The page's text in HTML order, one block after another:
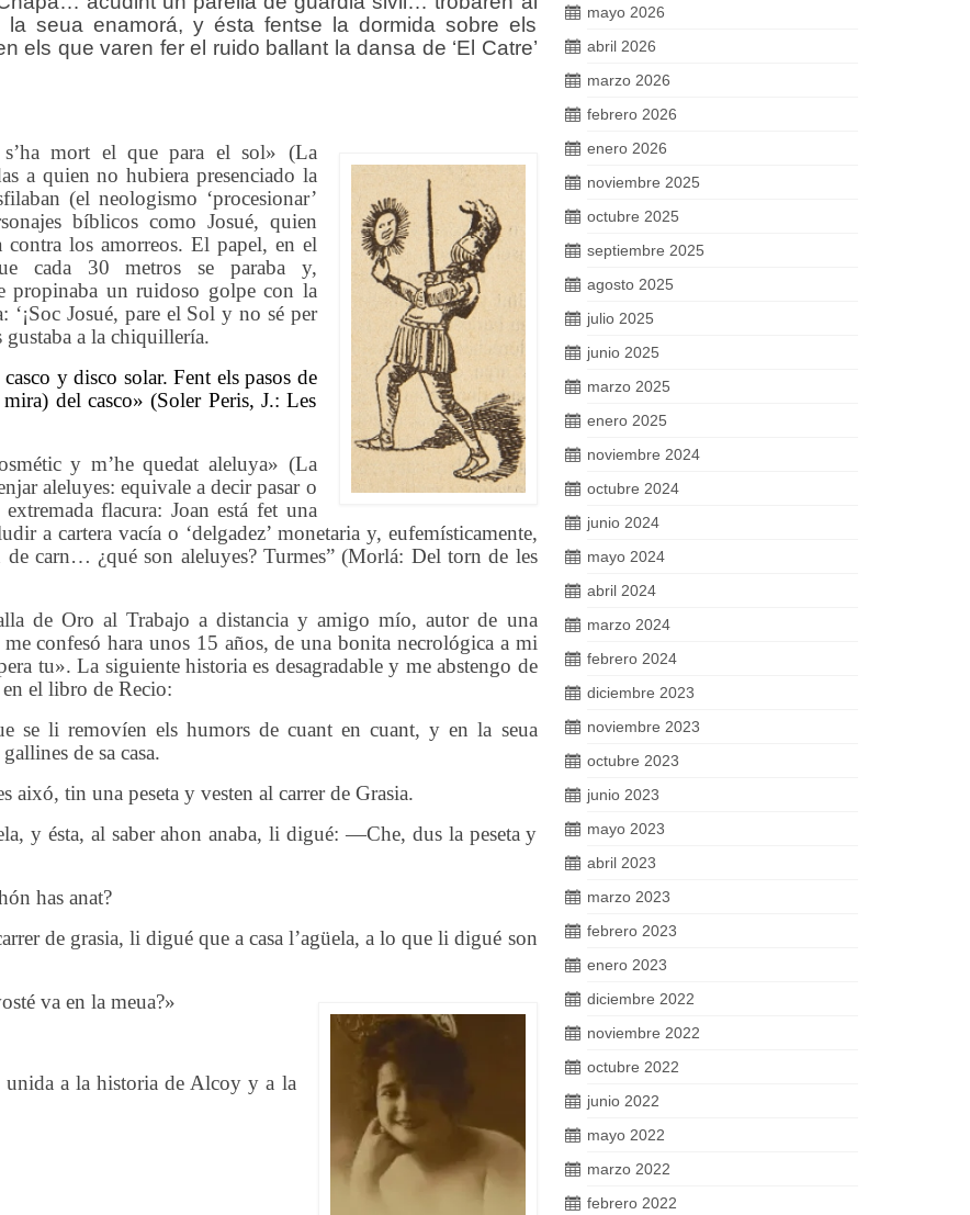
seua enamorá, y ésta fentse la dormida sobre els
els que varen fer el ruido ballant la dansa de ‘El Catre’
mort el que para el sol» (La
a quien no hubiera presenciado la
(el neologismo ‘procesionar’
bíblicos como Josué, quien
contra los amorreos. El papel, en el
cada 30 metros se paraba y,
propinaba unruidoso golpe con la
Josué, pare el Sol y no sé per
a la chiquillería.
y disco solar. Fent els pasos de
del casco» (Soler Peris, J.: Les
y m’he quedat aleluya» (La
aleluyes: equivale a decir pasar o
flacura: Joan está fet una
a cartera vacía o ‘delgadez’ monetaria y, eufemísticamente,
carn… ¿qué son aleluyes? Turmes” (Morlá: Del torn de les
de Oro al Trabajo a distancia y amigo mío, autor de una
confesó hara unos 15 años, de una bonita necrológica a mi
tu». La siguiente historia es desagradable y me abstengo de
el libro de Recio:
se li removíen els humors de cuant en cuant, y en la seua
de sa casa.
tin una peseta y vesten al carrer de Grasia.
y ésta, al saber ahon anaba, li digué: —Che, dus la peseta y
has anat?
de grasia, li digué que a casa l’agüela, a lo que li digué son
va en la meua?»
unida a la historia de Alcoy ya la
mayo 2026
abril 2026
marzo 2026
febrero 2026
enero 2026
noviembre 2025
octubre 2025
septiembre 2025
agosto 2025
julio 2025
junio 2025
marzo 2025
enero 2025
noviembre 2024
octubre 2024
junio 2024
mayo 2024
abril 2024
marzo 2024
febrero 2024
diciembre 2023
noviembre 2023
octubre 2023
junio 2023
mayo 2023
abril 2023
marzo 2023
febrero 2023
enero 2023
diciembre 2022
noviembre 2022
octubre 2022
junio 2022
mayo 2022
marzo 2022
febrero 2022